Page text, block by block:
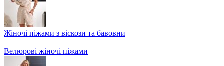
Жіночі піжами з віскози та бавовни
Велюрові жіночі піжами